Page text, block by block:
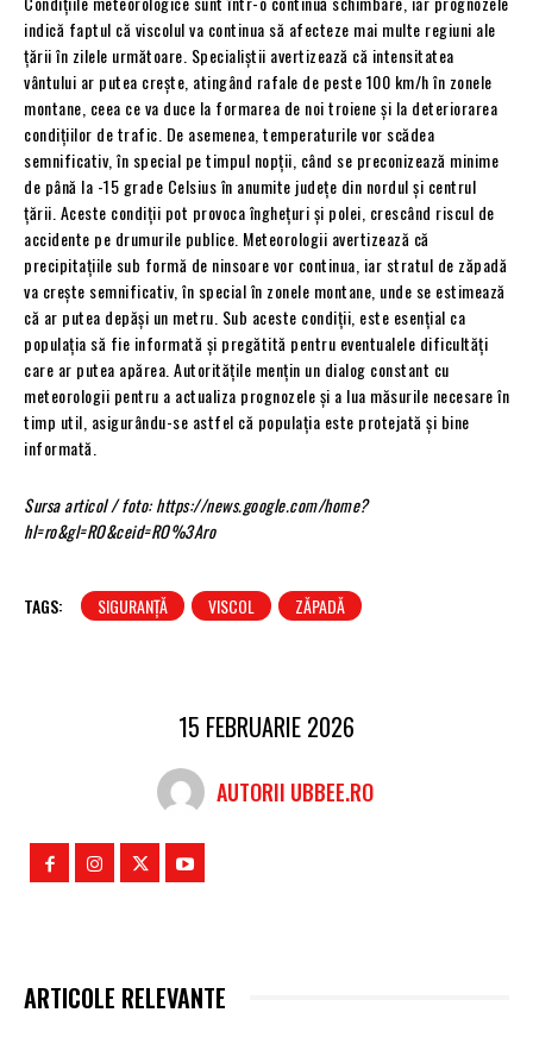
indică faptul că viscolul va continua să afecteze mai multe regiuni ale
țării în zilele următoare. Specialiștii avertizează că intensitatea
vântului ar putea crește, atingând rafale de peste 100 km/h în zonele
montane, ceea ce va duce la formarea de noi troiene și la deteriorarea
condițiilor de trafic. De asemenea, temperaturile vor scădea
semnificativ, în special pe timpul nopții, când se preconizează minime
de până la -15 grade Celsius în anumite județe din nordul și centrul
țării. Aceste condiții pot provoca înghețuri și polei, crescând riscul de
accidente pe drumurile publice. Meteorologii avertizează că
precipitațiile sub formă de ninsoare vor continua, iar stratul de zăpadă
va crește semnificativ, în special în zonele montane, unde se estimează
că ar putea depăși un metru. Sub aceste condiții, este esențial ca
populația să fie informată și pregătită pentru eventualele dificultăți
care ar putea apărea. Autoritățile mențin un dialog constant cu
meteorologii pentru a actualiza prognozele și a lua măsurile necesare în
timp util, asigurându-se astfel că populația este protejată și bine
informată.
Sursa articol / foto: https://news.google.com/home?
hl=ro&gl=RO&ceid=RO%3Aro
TAGS: SIGURANȚĂ VISCOL ZĂPADĂ
15 FEBRUARIE 2026
AUTORII UBBEE.RO
ARTICOLE RELEVANTE